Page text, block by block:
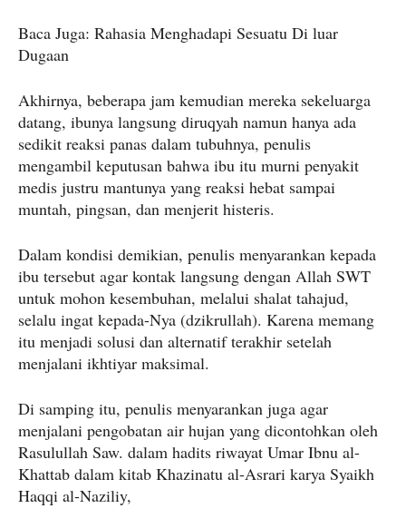
Baca Juga: Rahasia Menghadapi Sesuatu Di luar
Dugaan
Akhirnya, beberapa jam kemudian mereka sekeluarga
datang, ibunya langsung diruqyah namun hanya ada
sedikit reaksi panas dalam tubuhnya, penulis
mengambil keputusan bahwa ibu itu murni penyakit
medis justru mantunya yang reaksi hebat sampai
muntah, pingsan, dan menjerit histeris.
Dalam kondisi demikian, penulis menyarankan kepada
ibu tersebut agar kontak langsung dengan Allah SWT
untuk mohon kesembuhan, melalui shalat tahajud,
selalu ingat kepada-Nya (dzikrullah). Karena memang
itu menjadi solusi dan alternatif terakhir setelah
menjalani ikhtiyar maksimal.
Di samping itu, penulis menyarankan juga agar
menjalani pengobatan air hujan yang dicontohkan oleh
Rasulullah Saw. dalam hadits riwayat Umar Ibnu al-
Khattab dalam kitab Khazinatu al-Asrari karya Syaikh
Haqqi al-Naziliy,